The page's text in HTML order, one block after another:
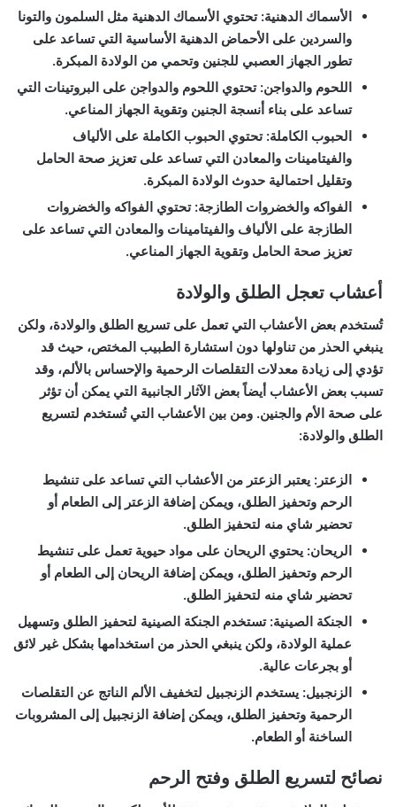
الأسماك الدهنية: تحتوي الأسماك الدهنية مثل السلمون والتونا
والسردين على الأحماض الدهنية الأساسية التي تساعد على
تطور الجهاز العصبي للجنين وتحمي من الولادة المبكرة.
اللحوم والدواجن: تحتوي اللحوم والدواجن على البروتينات التي
تساعد على بناء أنسجة الجنين وتقوية الجهاز المناعي.
الحبوب الكاملة: تحتوي الحبوب الكاملة على الألياف
والفيتامينات والمعادن التي تساعد على تعزيز صحة الحامل
وتقليل احتمالية حدوث الولادة المبكرة.
الفواكه والخضروات الطازجة: تحتوي الفواكه والخضروات
الطازجة على الألياف والفيتامينات والمعادن التي تساعد على
تعزيز صحة الحامل وتقوية الجهاز المناعي.
أعشاب تعجل الطلق والولادة
تُستخدم بعض الأعشاب التي تعمل على تسريع الطلق والولادة، ولكن
ينبغي الحذر من تناولها دون استشارة الطبيب المختص، حيث قد
تؤدي إلى زيادة معدلات التقلصات الرحمية والإحساس بالألم، وقد
تسبب بعض الأعشاب أيضاً بعض الآثار الجانبية التي يمكن أن تؤثر
على صحة الأم والجنين. ومن بين الأعشاب التي تُستخدم لتسريع
الطلق والولادة:
الزعتر: يعتبر الزعتر من الأعشاب التي تساعد على تنشيط
الرحم وتحفيز الطلق، ويمكن إضافة الزعتر إلى الطعام أو
تحضير شاي منه لتحفيز الطلق.
الريحان: يحتوي الريحان على مواد حيوية تعمل على تنشيط
الرحم وتحفيز الطلق، ويمكن إضافة الريحان إلى الطعام أو
تحضير شاي منه لتحفيز الطلق.
الجنكة الصينية: تستخدم الجنكة الصينية لتحفيز الطلق وتسهيل
عملية الولادة، ولكن ينبغي الحذر من استخدامها بشكل غير لائق
أو بجرعات عالية.
الزنجبيل: يستخدم الزنجبيل لتخفيف الألم الناتج عن التقلصات
الرحمية وتحفيز الطلق، ويمكن إضافة الزنجبيل إلى المشروبات
الساخنة أو الطعام.
نصائح لتسريع الطلق وفتح الرحم